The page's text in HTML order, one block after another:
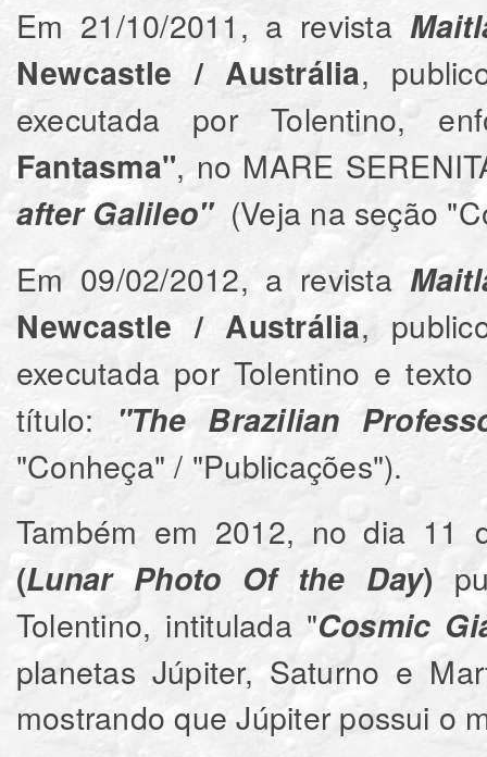
Em 21/10/2011, a revista
Newcastle / Austrália,
executada por Tolentino,
Fantasma", no MARE
after Galileo" (Veja na seção
Em 09/02/2012, a revista
Newcastle / Austrália,
executada por Tolentino e
título: "The Brazilian
"Conheça" / "Publicações").
Também em 2012, no dia 11
(Lunar Photo Of the Day)
Tolentino, intitulada "Cosmic
planetas Júpiter, Saturno e
mostrando que Júpiter possui o